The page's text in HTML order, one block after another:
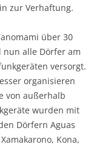
zur Verhaftung.
über 30
alle Dörfer am
versorgt.
organisieren
von außerhalb
wurden mit
Dörfern Aguas
Kona,